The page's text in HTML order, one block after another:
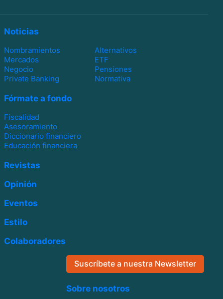
Noticias
Nombramientos
Alternativos
Mercados
ETF
Negocio
Pensiones
Private Banking
Normativa
Fórmate a fondo
Fiscalidad
Asesoramiento
Diccionario financiero
Educación financiera
Revistas
Opinión
Eventos
Estilo
Colaboradores
Suscríbete a nuestra Newsletter
Sobre nosotros